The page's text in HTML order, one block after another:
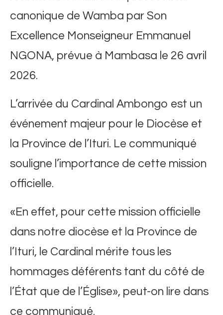
canonique de Wamba par Son
Excellence Monseigneur Emmanuel
NGONA, prévue à Mambasa le 26 avril
2026.
L’arrivée du Cardinal Ambongo est un
événement majeur pour le Diocèse et
la Province de l’Ituri. Le communiqué
souligne l’importance de cette mission
officielle.
«En effet, pour cette mission officielle
dans notre diocèse et la Province de
l’Ituri, le Cardinal mérite tous les
hommages déférents tant du côté de
l’État que de l’Église», peut-on lire dans
ce communiqué.